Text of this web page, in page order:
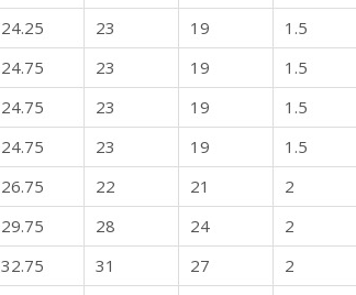
24.25 23 19 1.5
24.75 23 19 1.5
24.75 23 19 1.5
24.75 23 19 1.5
26.75 22 21 2
29.75 28 24 2
32.75 31 27 2